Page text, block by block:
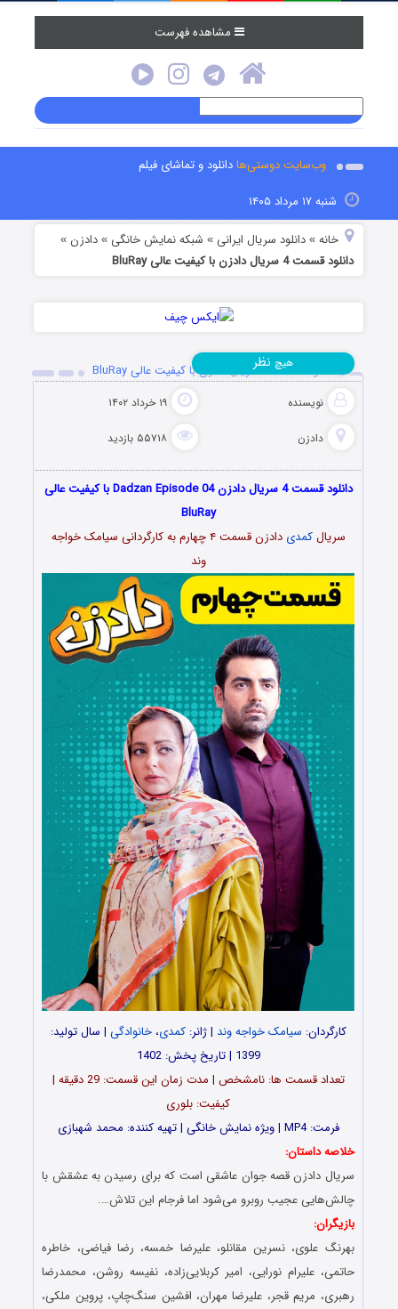
مشاهده فهرست
وب‌سایت دوستی‌هادانلود و تماشای فیلم
شنبه ۱۷ مرداد ۱۴۰۵
خانه »دانلود سریال ایرانی » شبکه نمایش خانگی »دادزن »
دانلود قسمت 4 سریال دادزن با کیفیت عالی BluRay
دانلود قسمت 4 سریال دادزن با کیفیت عالی BluRay
نویسنده ۱۹ خرداد ۱۴۰۲
دادزن ۵۵۷۱۸ بازدید
هیچ نظر
دانلود قسمت 4 سریال دادزن Dadzan Episode 04 با کیفیت عالی
BluRay
سریالکمدی
دادزن قسمت ۴ چهارم به کارگردانی سیامک خواجه
وند
کارگردان: سیامک خواجه وند | ژانر:کمدی،خانوادگی | سال تولید:
1399 | تاریخ پخش: 1402
تعداد قسمت ها: نامشخص | مدت زمان این قسمت: 29 دقیقه |
کیفیت: بلوری
فرمت: MP4 | ویژه نمایش خانگی | تهیه کننده: محمد شهبازی
خلاصه داستان:
سریال دادزن قصه جوان عاشقی است که برای رسیدن به عشقش با
چالش‌هایی عجیب روبرو می‌شود اما فرجام این تلاش….
بازیگران:
بهرنگ علوی، نسرین مقانلو، علیرضا خمسه، رضا فیاضی، خاطره
حاتمی، علیرام نورایی، امیر کربلایی‌زاده، نفیسه روشن، محمدرضا
رهبری، مریم قجر، علیرضا مهران، افشین سنگ‌چاپ، پروین ملکی،